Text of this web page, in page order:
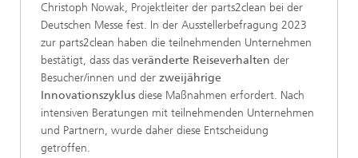
Christoph Nowak, Projektleiter der parts2clean bei der
Deutschen Messe fest. In der Ausstellerbefragung 2023
zur parts2clean haben die teilnehmenden Unternehmen
bestätigt, dass das veränderte Reiseverhalten der
Besucher/innen und der zweijährige
Innovationszyklus diese Maßnahmen erfordert. Nach
intensiven Beratungen mit teilnehmenden Unternehmen
und Partnern, wurde daher diese Entscheidung
getroffen.